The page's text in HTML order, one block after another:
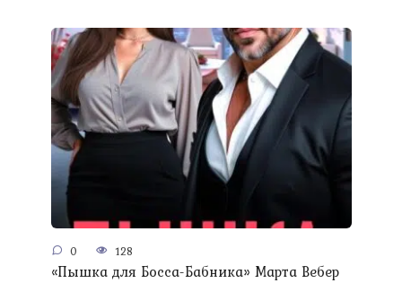
0 128
«Пышка для Босса-Бабника» Марта Вебер